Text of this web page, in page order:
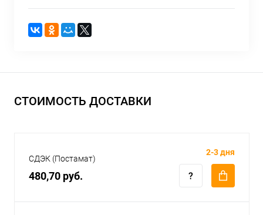
СТОИМОСТЬ ДОСТАВКИ
СДЭК (Постамат)
480,70 руб.
2-3 дня